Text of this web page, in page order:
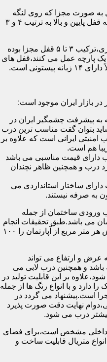
صورت مجزا که روی لنگه
درب نصب می گردد به این صورت که قفل پایین و بالا به ترتیب ۴ و ۳
قفل مولتی پوینت:یا همان قفل مرکزی،ترکیب ۳ تا ۵ قفل مجزا بوده
پارچه عمل می کنند،قفل های
است.
بازار ایران موجود است:
پیشرفت چشمگیر ایران در
بتوان گفت مناسب ترین درب
ایرانی است که علاوه بر
هم است.
قیمت مناسبی می باشد
درب و همچنین ظاهر نچندان
ساختار استانداردی می
به صرفه نیستند.
ورودی ساختمان از جمله
می باشد.طبق تحقیقات انجام
شده،درب لابی لوکس می تواند ارزش هر متر مربع از آپارتمان را ۱۰۰
عرض و ارتفاع می تواند
متر داشته باشد و همچنین درب لابی می
بر این قابلیت تولید در
دارد و با انواع رنگ ها از جمله
است.پیشنهاد می گردد در
نهایت دقت صورت پذیرد
درب می شود.
داخلی مشخص است،برای فضای
متریال قابلیت ساخت و